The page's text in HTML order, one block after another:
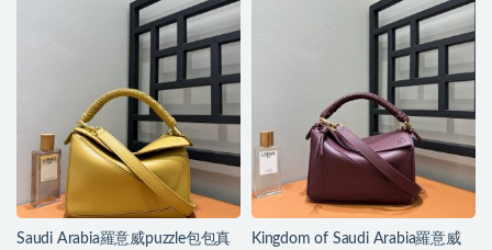
Saudi Arabia羅意威puzzle包包真 Kingdom of Saudi Arabia羅意威